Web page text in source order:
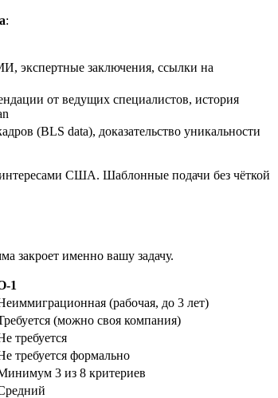
:
экспертные заключения, ссылки на
от ведущих специалистов, история
(BLS data), доказательство уникальности
интересами США. Шаблонные подачи без чёткой
закроет именно вашу задачу.
1
(рабочая, до 3 лет)
(можно своя компания)
требуется
требуется формально
3 из 8 критериев
ний